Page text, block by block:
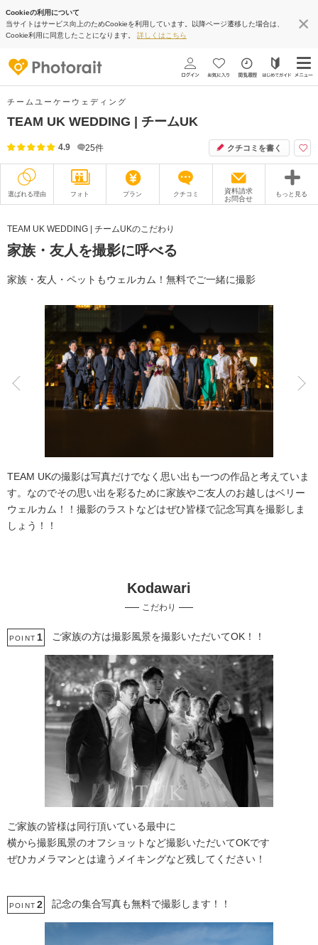
Cookieの利用について
当サイトはサービス向上のためCookieを利用しています。以降ページ遷移した場合は、
Cookie利用に同意したことになります。 詳しくはこちら
チームユーケーウェディング
TEAM UK WEDDING | チームUK
4.9 25件 クチコミを書く
選ばれる理由 フォト プラン クチコミ
資料請求
お問合せ
もっと見る
衣装
オプション ブログ
アクセス/TEL スタジオトップ
こだわりポイント
女性フォトグラファー
TEAM UK WEDDING | チームUKのこだわり
家族・友人を撮影に呼べる
家族・友人・ペットもウェルカム！無料でご一緒に撮影
TEAM UKの撮影は写真だけでなく思い出も一つの作品と考えていま
す。なのでその思い出を彩るために家族やご友人のお越しはベリー
ウェルカム！！撮影のラストなどはぜひ皆様で記念写真を撮影しま
しょう！！
Kodawari
こだわり
POINT 1 ご家族の方は撮影風景を撮影いただいてOK！！
ご家族の皆様は同行頂いている最中に
横から撮影風景のオフショットなど撮影いただいてOKです
ぜひカメラマンとは違うメイキングなど残してください！
POINT 2 記念の集合写真も無料で撮影します！！